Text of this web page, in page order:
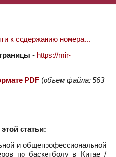
к содержанию номера...
- https://mir-
PDF (объем файла: 563
статьи:
и общепрофессиональной
по баскетболу в Китае /